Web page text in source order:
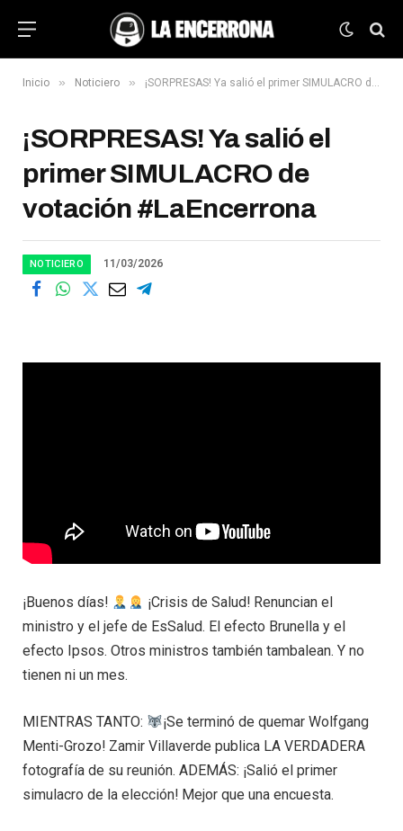
Inicio » Noticiero » ¡SORPRESAS! Ya salió el primer SIMULACRO de votación #LaEncerrona
¡SORPRESAS! Ya salió el
primer SIMULACRO de
votación #LaEncerrona
NOTICIERO 11/03/2026
¡Buenos días!
¡Crisis de Salud! Renuncian el
ministro y el jefe de EsSalud. El efecto Brunella y el
efecto Ipsos. Otros ministros también tambalean. Y no
tienen ni un mes.
MIENTRAS TANTO:
¡Se terminó de quemar Wolfgang
Menti-Grozo! Zamir Villaverde publica LA VERDADERA
fotografía de su reunión. ADEMÁS: ¡Salió el primer
simulacro de la elección! Mejor que una encuesta.